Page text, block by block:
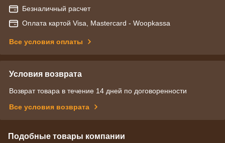
Безналичный расчет
Оплата картой Visa, Mastercard - Woopkassa
Все условия оплаты
Условия возврата
Возврат товара в течение 14 дней по договоренности
Все условия возврата
Подобные товары компании